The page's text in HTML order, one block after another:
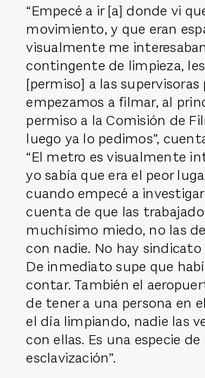
“Empecé a ir [a] donde vi
movimiento, y que eran
visualmente me
contingente de limpieza,
[permiso] a las supervisoras
empezamos a filmar, al
permiso a la Comisión de
luego ya lo pedimos”,
“El metro es visualmente
yo sabía que era el peor
cuando empecé a
cuenta de que las
muchísimo miedo, no las
con nadie. No hay
De inmediato supe que
contar. También el
de tener a una persona en
el día limpiando, nadie las
con ellas. Es una especie de
esclavización”.